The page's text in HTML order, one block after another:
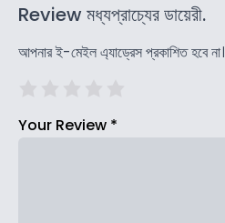
Review মধ্যপ্রাচ্যের ডায়েরী.
আপনার ই-মেইল এ্যাড্রেস প্রকাশিত হবে না।
Your Review *